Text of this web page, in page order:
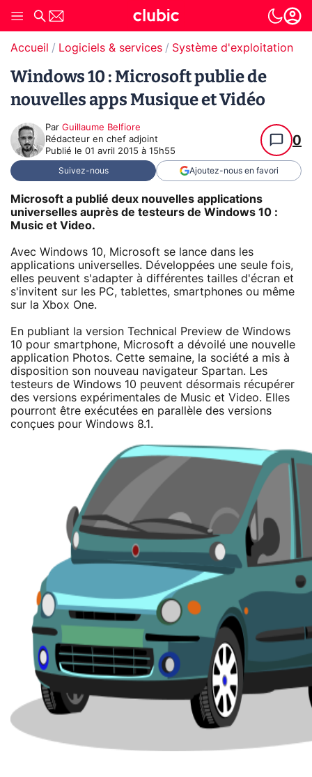
Accueil Logiciels & services Système d'exploitation
Windows 10 : Microsoft publie de
nouvelles apps Musique et Vidéo
Par Guillaume Belfiore
Rédacteur en chef adjoint
Publié le 01 avril 2015 à 15h55
0
Suivez-nous Ajoutez-nous en favori
Microsoft a publié deux nouvelles applications
universelles auprès de testeurs de Windows 10 :
Music et Video.
Avec Windows 10, Microsoft se lance dans les
applications universelles. Développées une seule fois,
elles peuvent s'adapter à différentes tailles d'écran et
s'invitent sur les PC, tablettes, smartphones ou même
sur la Xbox One.
En publiant la version Technical Preview de Windows
10 pour smartphone, Microsoft a dévoilé une nouvelle
application Photos. Cette semaine, la société a mis à
disposition son nouveau navigateur Spartan. Les
testeurs de Windows 10 peuvent désormais récupérer
des versions expérimentales de Music et Video. Elles
pourront être exécutées en parallèle des versions
conçues pour Windows 8.1.